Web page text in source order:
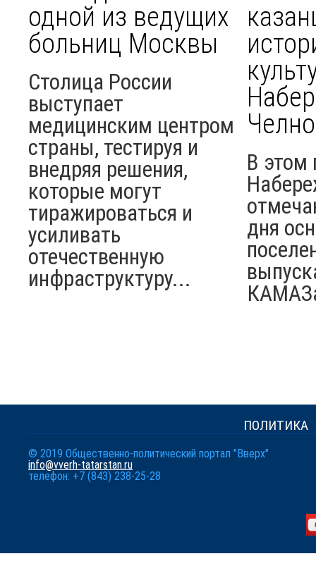
одной из ведущих
больниц Москвы
Столица России
выступает
медицинским центром
страны, тестируя и
внедряя решения,
которые могут
тиражироваться и
усиливать
отечественную
инфраструктуру...
В этом
дня
ПОЛИТИКА
© 2019 Общественно-политический портал "Вверх"
info@vverh-tatarstan.ru
телефон: +7 (843) 238-25-28